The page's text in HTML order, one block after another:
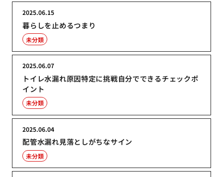
暮らしを止めるつまり
2025.06.15
未分類
トイレ水漏れ原因特定に挑戦自分でできるチェックポ
イント
2025.06.07
未分類
配管水漏れ見落としがちなサイン
2025.06.04
未分類